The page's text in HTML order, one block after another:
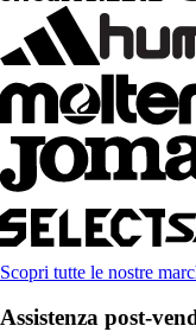
Scopri tutte le nostre
Assistenza post-